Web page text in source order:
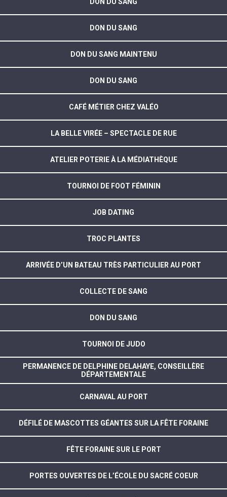
DON DU SANG
DON DU SANG MAINTENU
DON DU SANG
CAFÉ MÉTIER CHEZ VALÉO
LA BELLE VIRÉE – SPECTACLE DE RUE
ATELIER POTERIE À LA MÉDIATHÈQUE
TOURNOI DE FOOT FÉMININ
JOB DATING
TROC PLANTES
ARRIVÉE D’UN BATEAU TRÈS PARTICULIER AU PORT
COLLECTE DE SANG
DON DU SANG
TOURNOI DE JUDO
PERMANENCE DE DELPHINE DELAHAYE, CONSEILLÈRE
DÉPARTEMENTALE
CARNAVAL AU PORT
DÉFILÉ DE MASCOTTES GÉANTES SUR LA FÊTE FORAINE
FÊTE FORAINE SUR LE PORT
PORTES OUVERTES DE L’ÉCOLE DU SACRÉ COEUR